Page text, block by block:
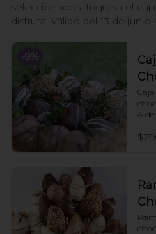
seleccionados. Ingresa el
disfruta. Válido del 13 de junio
-9%
4 de